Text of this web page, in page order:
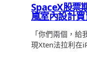
SpaceX股票
嵐室內設計
「你們兩個，
現Xten法拉利在